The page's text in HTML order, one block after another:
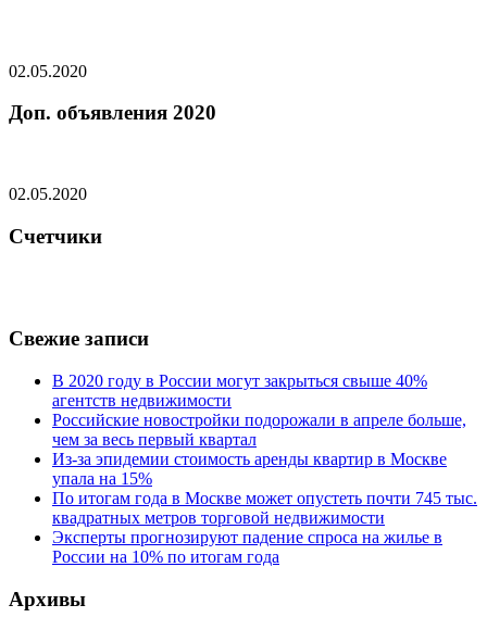
02.05.2020
Доп. объявления 2020
02.05.2020
Счетчики
Свежие записи
В 2020 году в России могут закрыться свыше 40%
агентств недвижимости
Российские новостройки подорожали в апреле больше,
чем за весь первый квартал
Из-за эпидемии стоимость аренды квартир в Москве
упала на 15%
По итогам года в Москве может опустеть почти 745 тыс.
квадратных метров торговой недвижимости
Эксперты прогнозируют падение спроса на жилье в
России на 10% по итогам года
Архивы